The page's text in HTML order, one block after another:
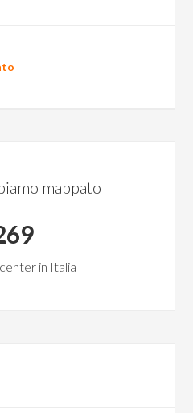
mappato
in Italia